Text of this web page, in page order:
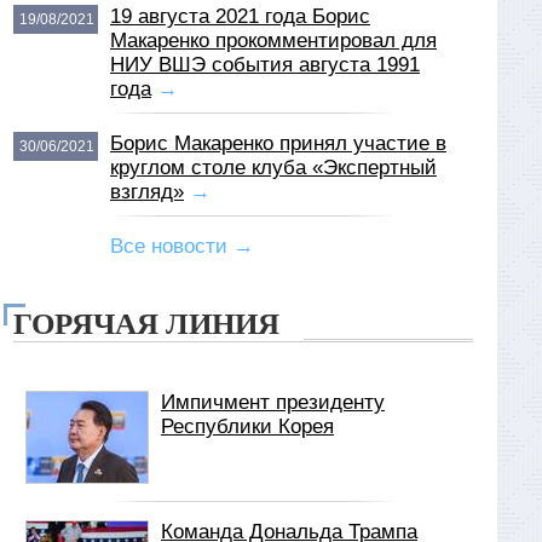
19/08/2021
19 августа 2021 года Борис
Макаренко прокомментировал для
НИУ ВШЭ события августа 1991
года →
30/06/2021
Борис Макаренко принял участие в
круглом столе клуба «Экспертный
взгляд» →
Все новости →
ГОРЯЧАЯ ЛИНИЯ
Импичмент президенту
Республики Корея
Команда Дональда Трампа